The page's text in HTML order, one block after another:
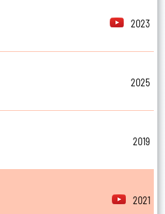
2023
2025
2019
2021